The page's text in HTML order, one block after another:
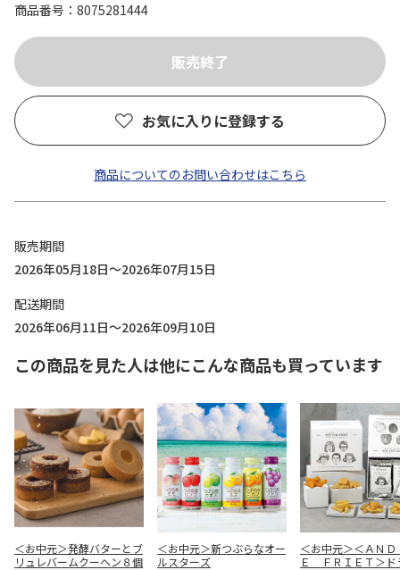
商品番号
8075281444
お気に入りに登録する
商品についてのお問い合わせはこちら
販売期間
2026年05月18日～2026年07月15日
配送期間
2026年06月11日～2026年09月10日
この商品を見た人は他にこんな商品も買っています
＜お中元＞発酵バターとブ
リュレバームクーヘン８個
＜お中元＞新つぶらなオー
ルスターズ
＜お中元＞＜ＡＮ
Ｅ ＦＲＩＥＴ＞ド